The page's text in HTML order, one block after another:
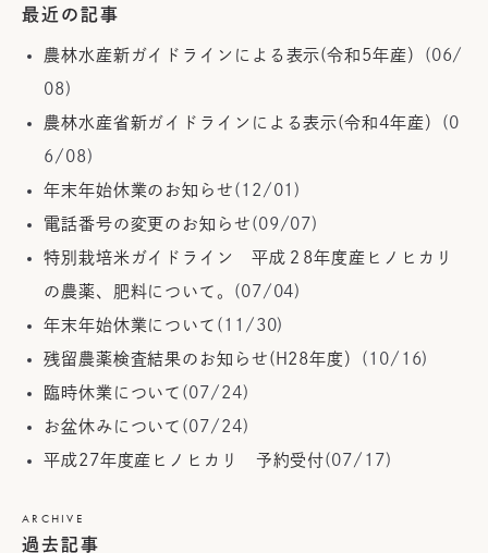
最近の記事
農林水産新ガイドラインによる表示(令和5年産） (06/
08)
農林水産省新ガイドラインによる表示(令和4年産） (0
6/08)
年末年始休業のお知らせ (12/01)
電話番号の変更のお知らせ (09/07)
特別栽培米ガイドライン 平成２8年度産ヒノヒカリ
の農薬、肥料について。 (07/04)
年末年始休業について (11/30)
残留農薬検査結果のお知らせ(H28年度） (10/16)
臨時休業について (07/24)
お盆休みについて (07/24)
平成27年度産ヒノヒカリ 予約受付(07/17)
ARCHIVE
過去記事